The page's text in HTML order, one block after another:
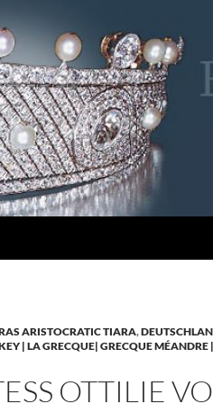
ARISTOCRATIC TIARA,
| LA GRECQUE| GRECQUE
OTTILIE